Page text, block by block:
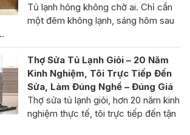
Tủ lạnh hỏng không chờ ai. Chỉ cần
một đêm không lạnh, sáng hôm sau
Thợ Sửa Tủ Lạnh Giỏi – 20 Năm
Kinh Nghiệm, Tôi Trực Tiếp Đến
Sửa, Làm Đúng Nghề – Đúng Giá
Thợ sửa tủ lạnh giỏi, hơn 20 năm kinh
nghiệm thực tế, tôi trực tiếp đến tận